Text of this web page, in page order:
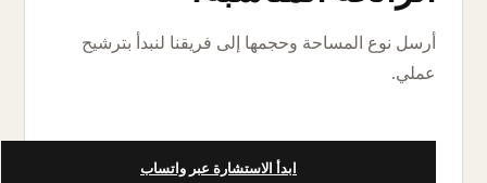
أرسل نوع المساحة وحجمها إلى فريقنا لنبدأ بترشيح
عملي.
ابدأ الاستشارة عبر واتساب